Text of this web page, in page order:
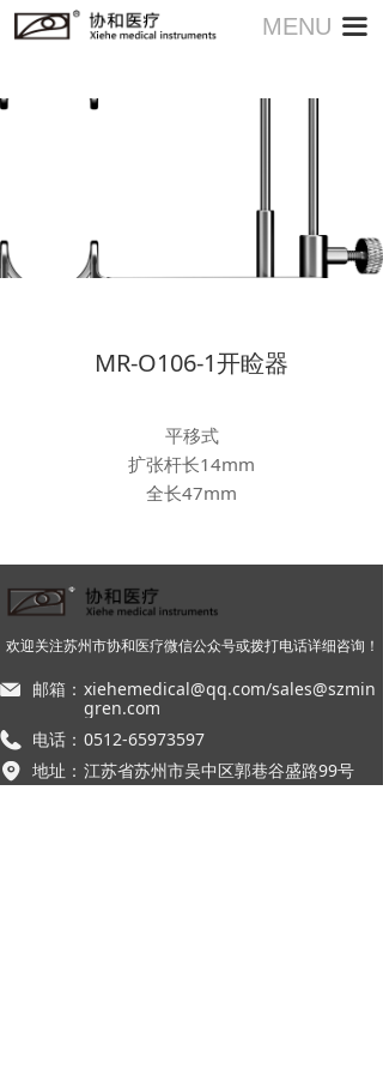
MENU 끀
MR-O106-1开睑器
平移式
扩张杆长14mm
全长47mm
邮箱： xiehemedical@qq.com/sales@szmin
gren.com
电话： 0512-65973597
地址： 江苏省苏州市吴中区郭巷谷盛路99号
欢迎关注苏州市协和医疗微信公众号或拨打电话详细咨询！